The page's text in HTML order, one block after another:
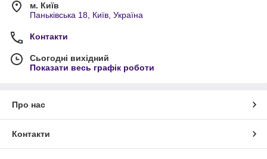
м. Київ
Паньківська 18, Київ, Україна
Контакти
Сьогодні вихідний
Показати весь графік роботи
Про нас
Контакти